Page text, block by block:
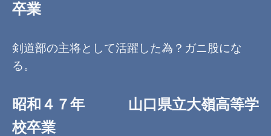
卒業
剣道部の主将として活躍した為？ガニ股にな
る。
昭和４７年 山口県立大嶺高等学
校卒業